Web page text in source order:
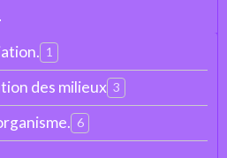
1
des milieux 3
6